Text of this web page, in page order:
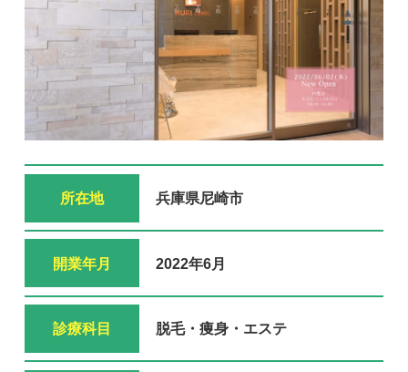
所在地 兵庫県尼崎市
開業年月 2022年6月
診療科目 脱毛・痩身・エステ